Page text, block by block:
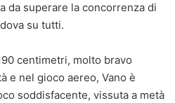
da superare la concorrenza di
su tutti.
centimetri, molto bravo
e nel gioco aereo, Vano è
soddisfacente, vissuta a metà